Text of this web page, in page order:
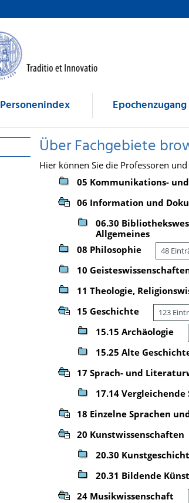
Personenindex Epochenzugang
Über Fachgebiete
Hier können Sie die Professoren
05 Kommunikations-
06 Information und
06.30
Allgemeines
08 Philosophie 48
10
11 Theologie,
15 Geschichte 123
15.15 Archäologie
15.25 Alte
17 Sprach- und
17.14
18 Einzelne Sprachen
20 Kunstwissenschaften
20.30
20.31 Bildende
24 Musikwissenschaft